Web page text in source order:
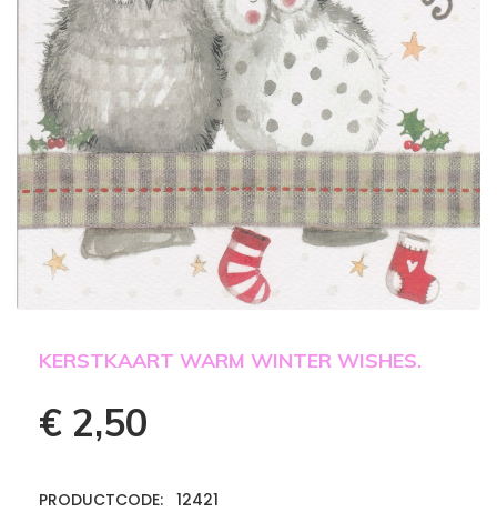
KERSTKAART WARM WINTER WISHES.
€ 2,50
PRODUCTCODE: 12421